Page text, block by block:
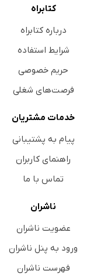
کتابراه
درباره کتابراه
شرایط استفاده
حریم خصوصی
فرصت‌های شغلی
خدمات مشتریان
پیام به پشتیبانی
راهنمای کاربران
تماس با ما
ناشران
عضویت ناشران
ورود به پنل ناشران
فهرست ناشران